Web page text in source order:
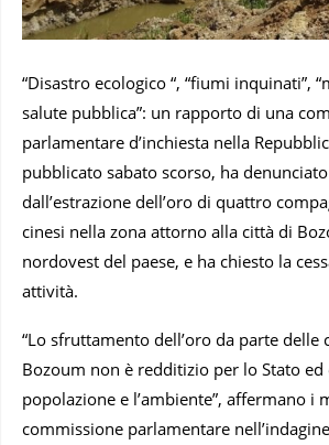
“Disastro ecologico “, “fiumi inquinati”,
salute pubblica”: un rapporto di una
parlamentare d’inchiesta nella
pubblicato sabato scorso, ha
dall’estrazione dell’oro di quattro
cinesi nella zona attorno alla città di
nordovest del paese, e ha chiesto la
attività.
“Lo sfruttamento dell’oro da parte delle
Bozoum non è redditizio per lo Stato ed
popolazione e l’ambiente”, affermano i
commissione parlamentare